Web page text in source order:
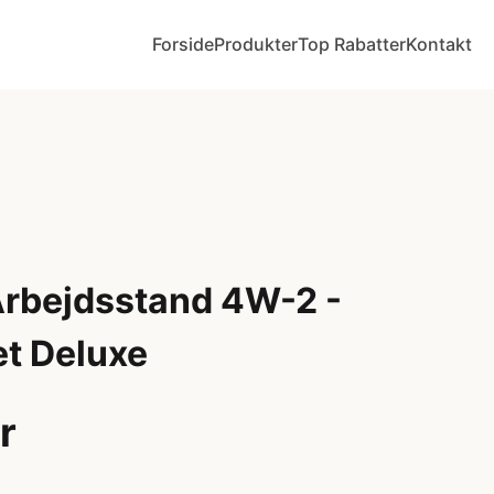
ForsideProdukterTop RabatterKontakt
4W-2 -
Deluxe